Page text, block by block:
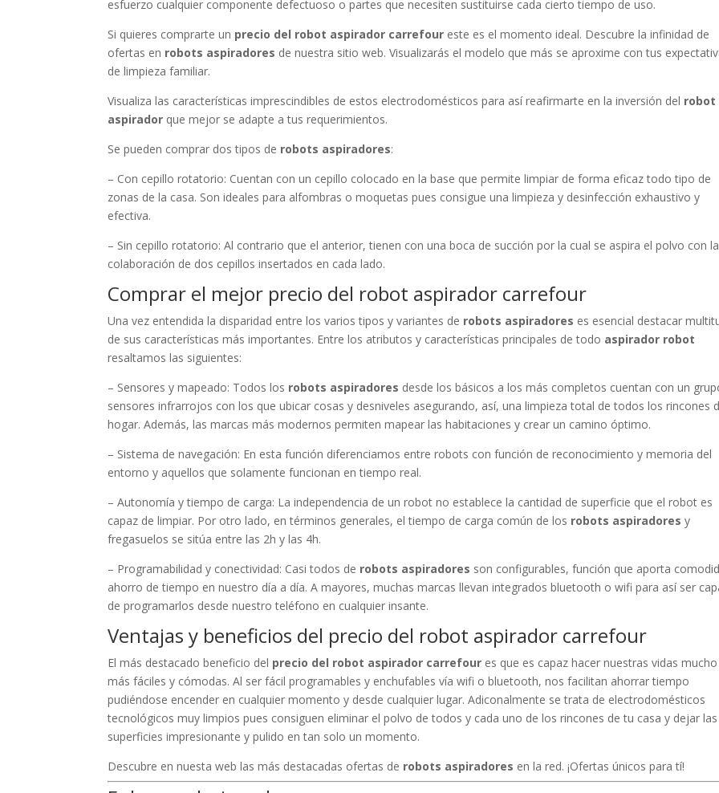
esfuerzo cualquier componente defectuoso o partes que necesiten sustituirse cada cierto tiempo de uso.
Si quieres comprarte un precio del robot aspirador carrefour este es el momento ideal. Descubre la infinidad de
ofertas en robots aspiradores de nuestra sitio web. Visualizarás el modelo que más se aproxime con tus
de limpieza familiar.
Visualiza las características imprescindibles de estos electrodomésticos para así reafirmarte en la inversión del robot
aspirador que mejor se adapte a tus requerimientos.
Se pueden comprar dos tipos de robots aspiradores:
– Con cepillo rotatorio: Cuentan con un cepillo colocado en la base que permite limpiar de forma eficaz todo tipo de
zonas de la casa. Son ideales para alfombras o moquetas pues consigue una limpieza y desinfección exhaustivo y
efectiva.
– Sin cepillo rotatorio: Al contrario que el anterior, tienen con una boca de succión por la cual se aspira el polvo con la
colaboración de dos cepillos insertados en cada lado.
Comprar el mejor precio del robot aspirador carrefour
Una vez entendida la disparidad entre los varios tipos y variantes de robots aspiradores es esencial destacar
de sus características más importantes. Entre los atributos y características principales de todo aspirador robot
resaltamos las siguientes:
– Sensores y mapeado: Todos los robots aspiradores desde los básicos a los más completos cuentan con un
sensores infrarrojos con los que ubicar cosas y desniveles asegurando, así, una limpieza total de todos los rincones
hogar. Además, las marcas más modernos permiten mapear las habitaciones y crear un camino óptimo.
– Sistema de navegación: En esta función diferenciamos entre robots con función de reconocimiento y memoria del
entorno y aquellos que solamente funcionan en tiempo real.
– Autonomía y tiempo de carga: La independencia de un robot no establece la cantidad de superficie que el robot es
capaz de limpiar. Por otro lado, en términos generales, el tiempo de carga común de los robots aspiradores y
fregasuelos se sitúa entre las 2h y las 4h.
– Programabilidad y conectividad: Casi todos de robots aspiradores son configurables, función que aporta
ahorro de tiempo en nuestro día a día. A mayores, muchas marcas llevan integrados bluetooth o wifi para así ser
de programarlos desde nuestro teléfono en cualquier insante.
Ventajas y beneficios del precio del robot aspirador carrefour
El más destacado beneficio del precio del robot aspirador carrefour es que es capaz hacer nuestras vidas mucho
más fáciles y cómodas. Al ser fácil programables y enchufables vía wifi o bluetooth, nos facilitan ahorrar tiempo
pudiéndose encender en cualquier momento y desde cualquier lugar. Adiconalmente se trata de electrodomésticos
tecnológicos muy limpios pues consiguen eliminar el polvo de todos y cada uno de los rincones de tu casa y dejar las
superficies impresionante y pulido en tan solo un momento.
Descubre en nuesta web las más destacadas ofertas de robots aspiradores en la red. ¡Ofertas únicos para tí!